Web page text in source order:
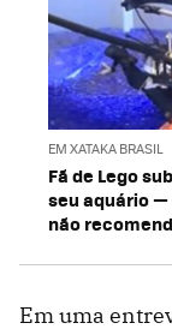
EM XATAKA BRASIL
Fã de Lego
seu aquário
não
Em uma